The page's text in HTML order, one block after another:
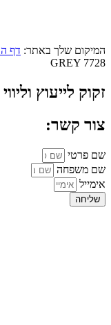
המיקום שלך באתר: דף
GREY 7728
זקוק לייעוץ
צור קשר:
שם פרטי
שם משפחה
אימייל
שליחה